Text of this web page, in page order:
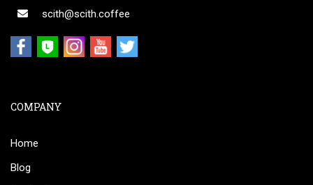
scith@scith.coffee
COMPANY
Home
Blog